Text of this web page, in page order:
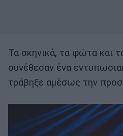
Τα σκηνικά, τα φώτα και
συνέθεσαν ένα
τράβηξε αμέσως την